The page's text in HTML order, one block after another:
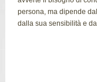
persona, ma dipende
dalla sua sensibilità e